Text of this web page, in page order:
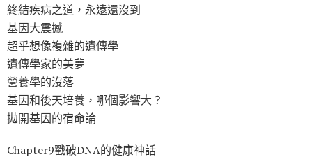
終結疾病之道，永遠還沒到
基因大震撼
超乎想像複雜的遺傳學
遺傳學家的美夢
營養學的沒落
基因和後天培養，哪個影響大？
拋開基因的宿命論
Chapter9戳破DNA的健康神話